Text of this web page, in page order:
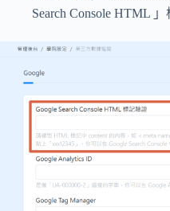
Search Console HTML